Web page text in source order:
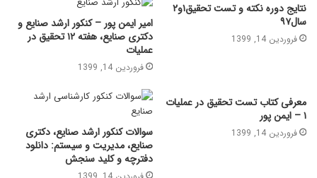
نتایج دوره نکته و تست تحقیق۱و۲
سال۹۷
فروردین 14, 1399
امیر ایمن پور – کنکور ارشد صنایع و
دکتری صنایع، هفته ۱۲ تحقیق در
عملیات
فروردین 14, 1399
معرفی کتاب تست تحقیق در عملیات
۱ – ایمن پور
فروردین 14, 1399
سوالات کنکور ارشد صنایع، دکتری
صنایع، مدیریت و سیستم: دانلود
دفترچه و کلید سنجش